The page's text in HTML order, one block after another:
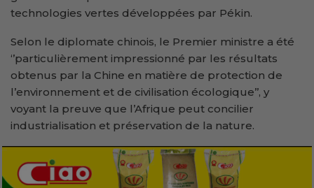
technologies vertes développées par Pékin.
Selon le diplomate chinois, le Premier ministre a été
‘’particulièrement impressionné par les résultats
obtenus par la Chine en matière de protection de
l’environnement et de civilisation écologique’’, y
voyant la preuve que l’Afrique peut concilier
industrialisation et préservation de la nature.